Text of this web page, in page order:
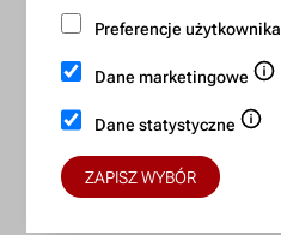
BIC/SWIFT: BREXPLPWMBK
Bezpieczne płatności:
Preferencje użytkownika
Dane marketingowe
Dane statystyczne
ZAPISZ WYBÓR